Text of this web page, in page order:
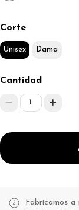
Corte
Unisex Dama
Cantidad
1
Fabricamos